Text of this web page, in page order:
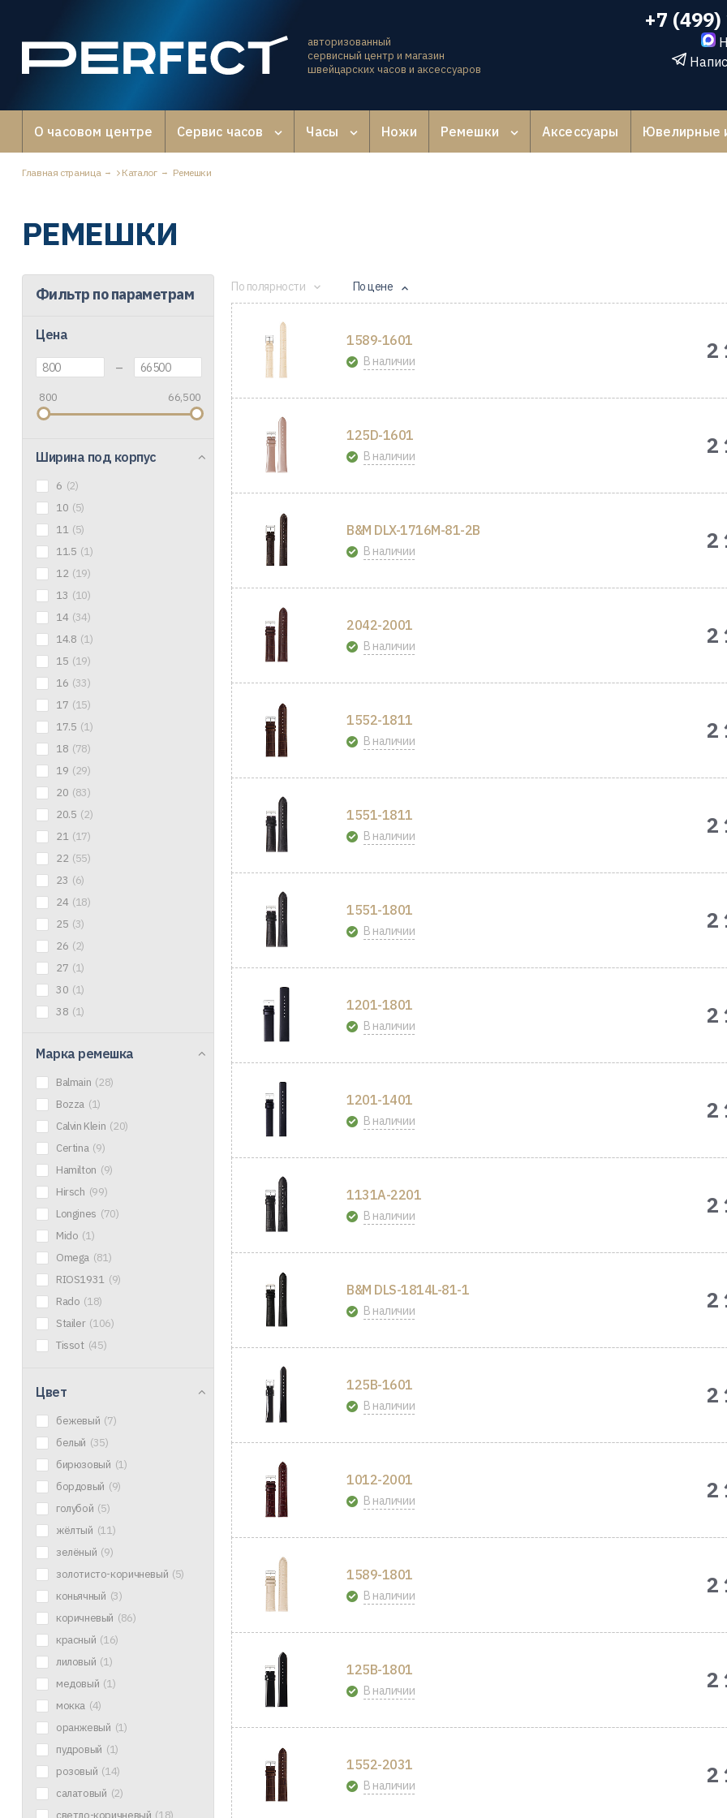
авторизованный
сервисный центр и магазин
швейцарских часов и аксессуаров
+7
О часовом центре Сервис часов Часы Ножи Ремешки Аксессуары Ювелирные
Главная страница Каталог Ремешки
РЕМЕШКИ
Фильтр по параметрам
Цена
–
800 66,500
Ширина под корпус
6 (2)
10 (5)
11 (5)
11.5 (1)
12 (19)
13 (10)
14 (34)
14.8 (1)
15 (19)
16 (33)
17 (15)
17.5 (1)
18 (78)
19 (29)
20 (83)
20.5 (2)
21 (17)
22 (55)
23 (6)
24 (18)
25 (3)
26 (2)
27 (1)
30 (1)
38 (1)
Марка ремешка
Balmain (28)
Bozza (1)
Calvin Klein (20)
Certina (9)
Hamilton (9)
Hirsch (99)
Longines (70)
Mido (1)
Omega (81)
RIOS1931 (9)
Rado (18)
Stailer (106)
Tissot (45)
Цвет
бежевый (7)
белый (35)
бирюзовый (1)
бордовый (9)
голубой (5)
жёлтый (11)
зелёный (9)
золотисто-коричневый (5)
коньячный (3)
коричневый (86)
красный (16)
лиловый (1)
медовый (1)
мокка (4)
оранжевый (1)
пудровый (1)
розовый (14)
салатовый (2)
светло-коричневый (18)
По полярности По цене
1589-1601
В наличии 2
125D-1601
В наличии 2
B&M DLX-1716M-81-2B
В наличии 2
2042-2001
В наличии 2
1552-1811
В наличии 2
1551-1811
В наличии 2
1551-1801
В наличии 2
1201-1801
В наличии 2
1201-1401
В наличии 2
1131A-2201
В наличии 2
B&M DLS-1814L-81-1
В наличии 2
125B-1601
В наличии 2
1012-2001
В наличии 2
1589-1801
В наличии 2
125B-1801
В наличии 2
1552-2031
В наличии 2